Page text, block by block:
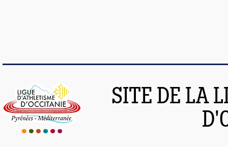
SITE DE LA